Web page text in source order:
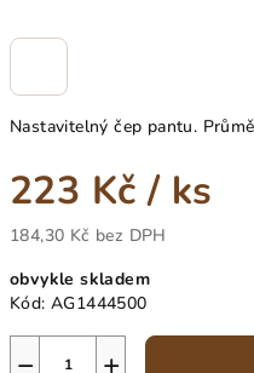
Nastavitelný čep pantu.
223 Kč/ ks
184,30 Kč bez DPH
cena:
obvykle skladem
Kód: AG1444500
+
−